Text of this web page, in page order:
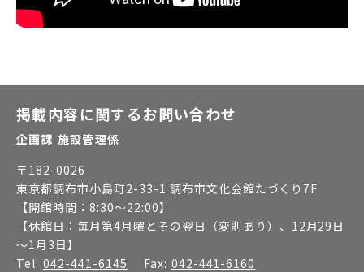
掲載内容に関するお問い合わせ
企画課 施設管理係
〒 182-0026
東京都調布市小島町2-33-1 調布市文化会館たづくり7F
【開館時間： 8:30～22:00】
【休館日： 毎月第4月曜とその翌日（変則あり）、12月29日
～1月3日】
Tel: 042-441-6145 Fax: 042-441-6160